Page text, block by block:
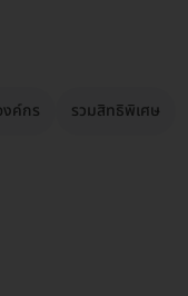
ค์กร รวมสิทธิพิเศษ